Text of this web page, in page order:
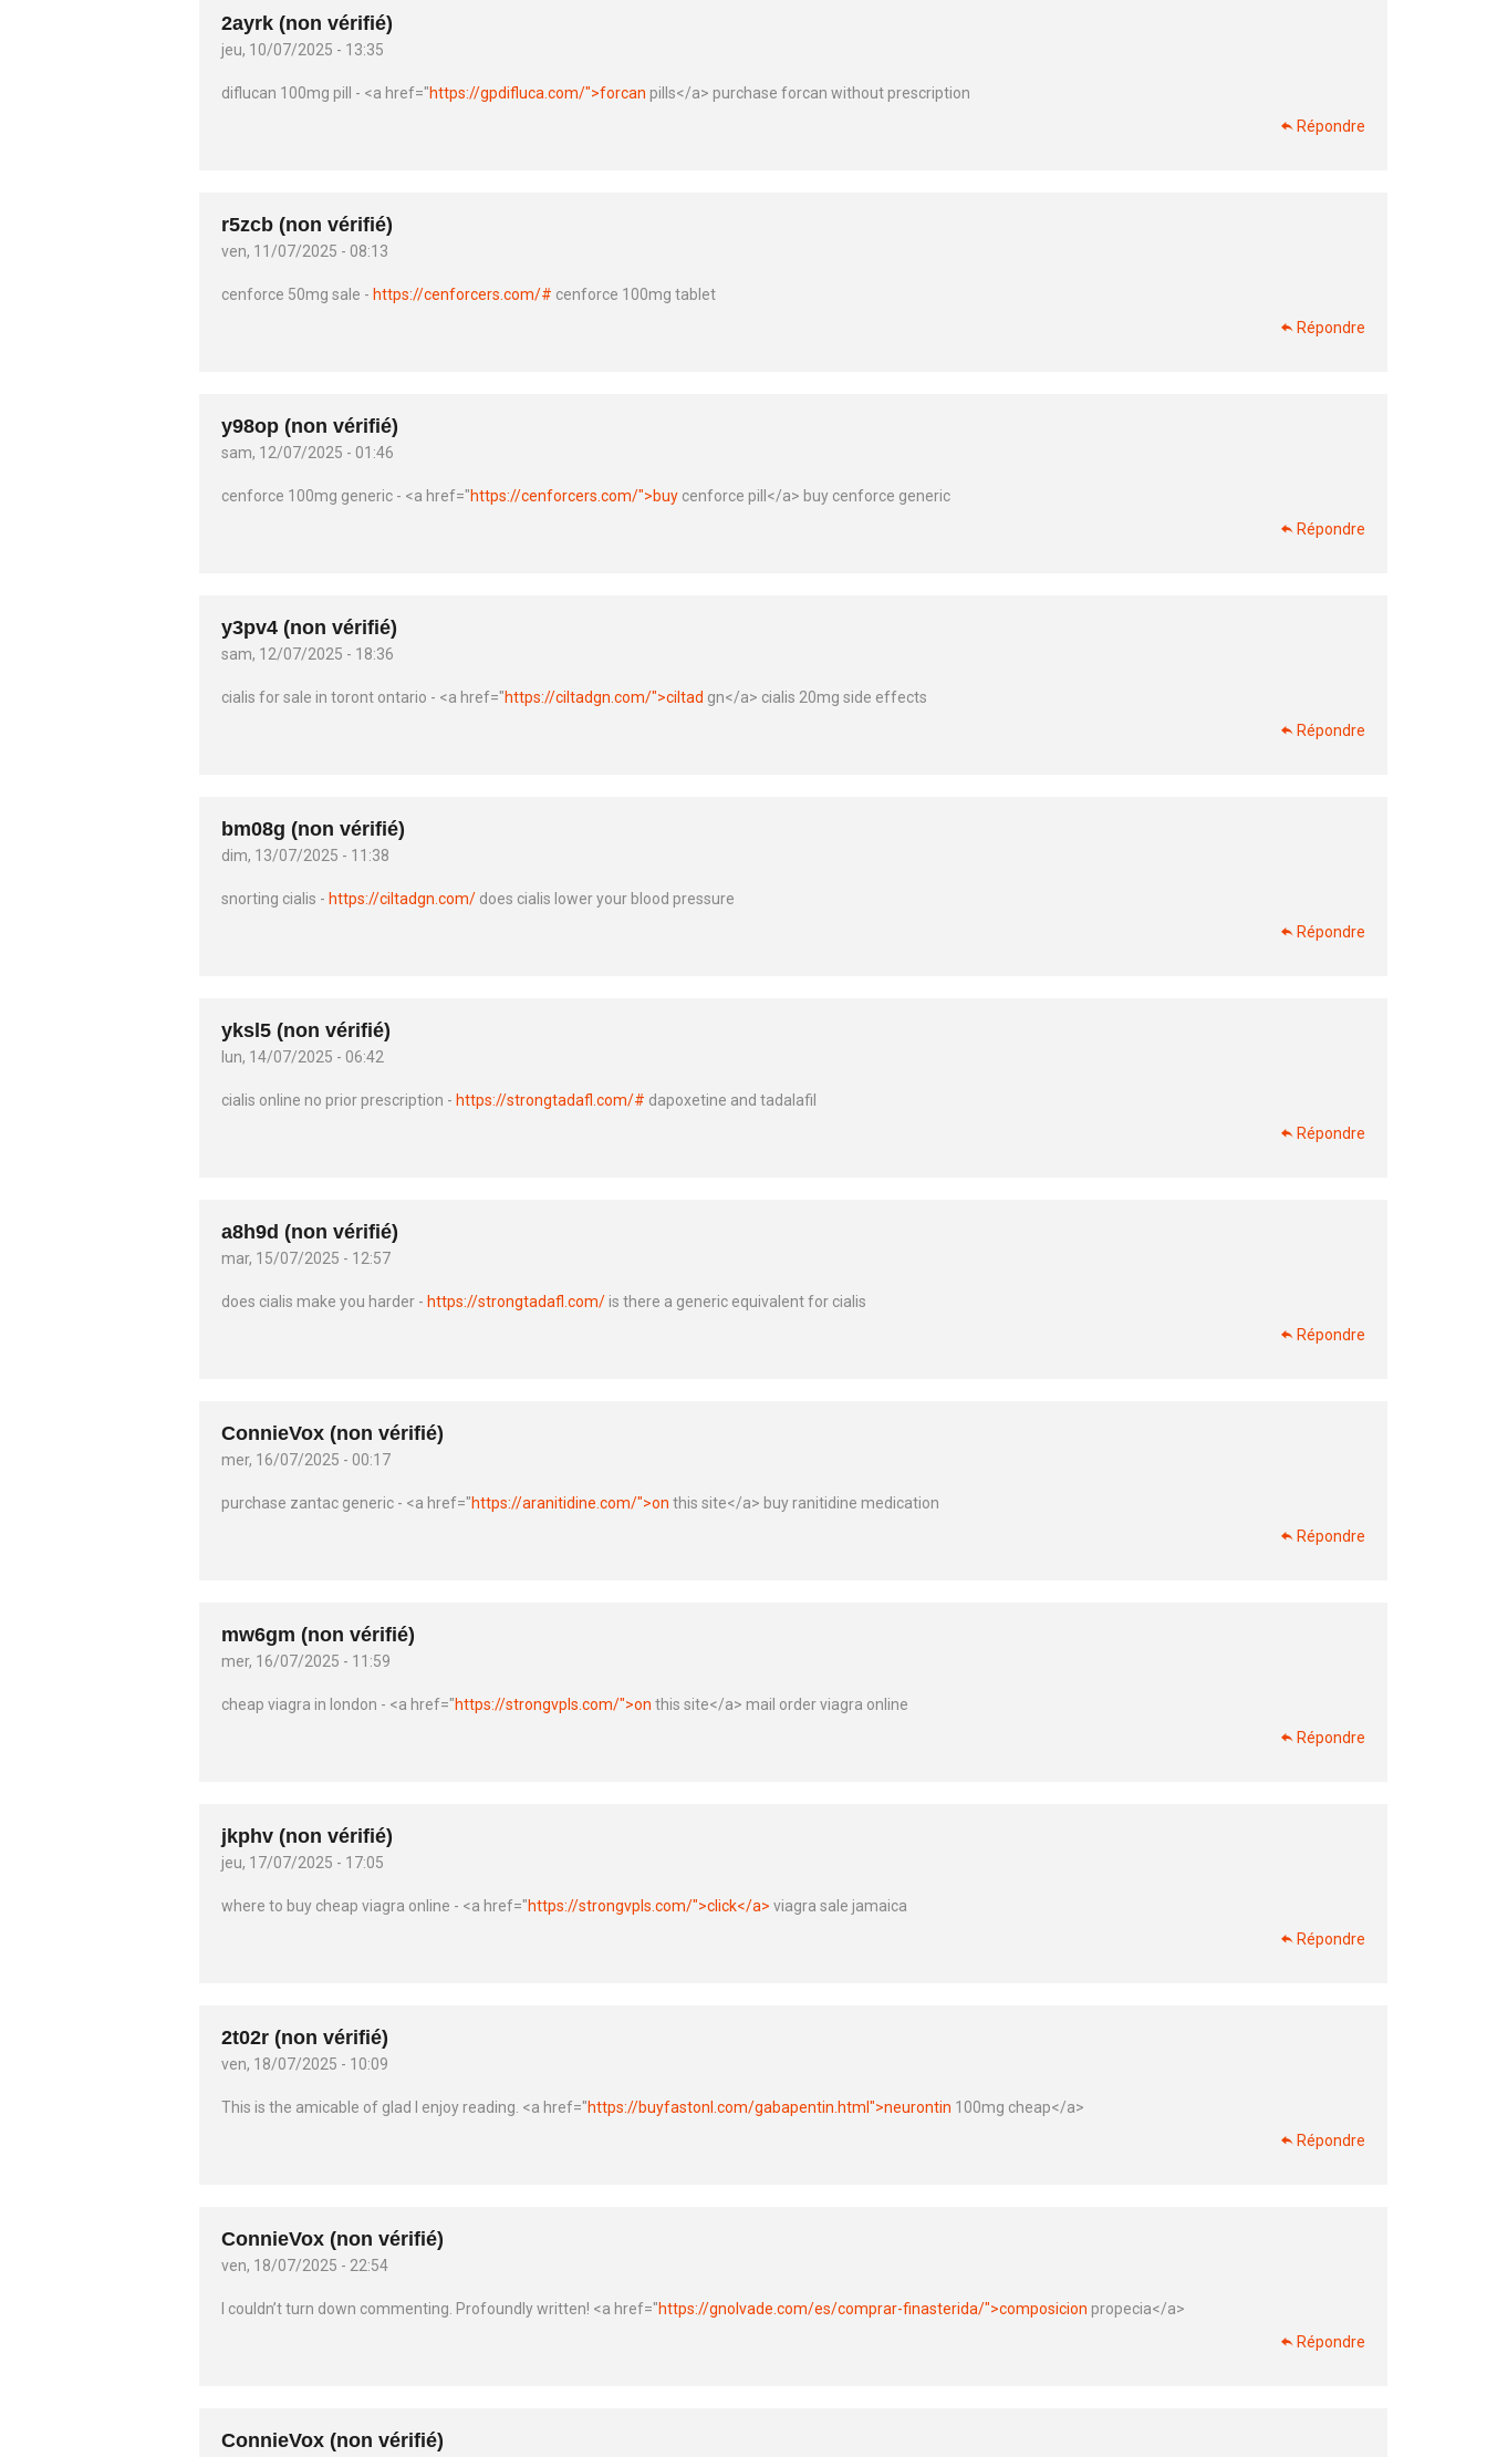
2ayrk (non vérifié)
jeu, 10/07/2025 - 13:35
diflucan 100mg pill - <a href="https://gpdifluca.com/">forcan pills</a> purchase forcan without prescription
Répondre
r5zcb (non vérifié)
ven, 11/07/2025 - 08:13
cenforce 50mg sale - https://cenforcers.com/# cenforce 100mg tablet
Répondre
y98op (non vérifié)
sam, 12/07/2025 - 01:46
cenforce 100mg generic - <a href="https://cenforcers.com/">buy cenforce pill</a> buy cenforce generic
Répondre
y3pv4 (non vérifié)
sam, 12/07/2025 - 18:36
cialis for sale in toront ontario - <a href="https://ciltadgn.com/">ciltad gn</a> cialis 20mg side effects
Répondre
bm08g (non vérifié)
dim, 13/07/2025 - 11:38
snorting cialis - https://ciltadgn.com/ does cialis lower your blood pressure
Répondre
yksl5 (non vérifié)
lun, 14/07/2025 - 06:42
cialis online no prior prescription - https://strongtadafl.com/# dapoxetine and tadalafil
Répondre
a8h9d (non vérifié)
mar, 15/07/2025 - 12:57
does cialis make you harder - https://strongtadafl.com/is there a generic equivalent for cialis
Répondre
ConnieVox (non vérifié)
mer, 16/07/2025 - 00:17
purchase zantac generic - <a href="https://aranitidine.com/">on this site</a> buy ranitidine medication
Répondre
mw6gm (non vérifié)
mer, 16/07/2025 - 11:59
cheap viagra in london - <a href="https://strongvpls.com/">on this site</a> mail order viagra online
Répondre
jkphv (non vérifié)
jeu, 17/07/2025 - 17:05
where to buy cheap viagra online - <a href="https://strongvpls.com/">click</a> viagra sale jamaica
Répondre
2t02r (non vérifié)
ven, 18/07/2025 - 10:09
This is the amicable of glad I enjoy reading. <a href="https://buyfastonl.com/gabapentin.html">neurontin 100mg cheap</a>
Répondre
ConnieVox (non vérifié)
ven, 18/07/2025 - 22:54
I couldn’t turn down commenting. Profoundly written! <a href="https://gnolvade.com/es/comprar-finasterida/">composicion propecia</a>
Répondre
ConnieVox (non vérifié)